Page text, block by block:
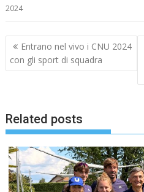
2024
Navigazione
articoli
Entrano nel vivo i CNU 2024
con gli sport di squadra
Related posts